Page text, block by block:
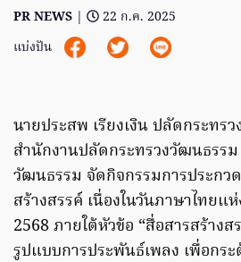
PR NEWS |
22 ก.ค. 2025
แบ่งปัน
นายประสพ เรียงเงิน ปลัดกระทร
สำนักงานปลัดกระทรวงวัฒนธรรม
วัฒนธรรม จัดกิจกรรมการประก
สร้างสรรค์ เนื่องในวันภาษาไทย
2568 ภายใต้หัวข้อ “สื่อสารสร้าง
รูปแบบการประพันธ์เพลง เพื่อกร